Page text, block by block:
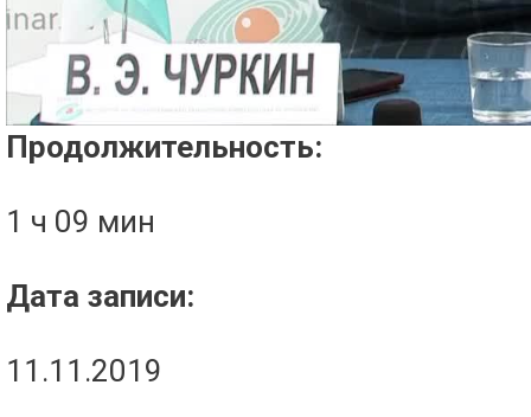
Продолжительность:
1 ч 09 мин
Дата записи:
11.11.2019